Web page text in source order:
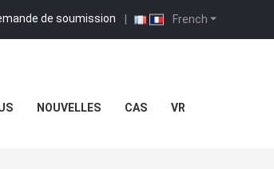
French
de soumission |
NOUVELLES CAS VR